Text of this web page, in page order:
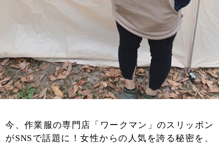
今、作業服の専門店「ワークマン」のスリッポン
がSNSで話題に！女性からの人気を誇る秘密を、